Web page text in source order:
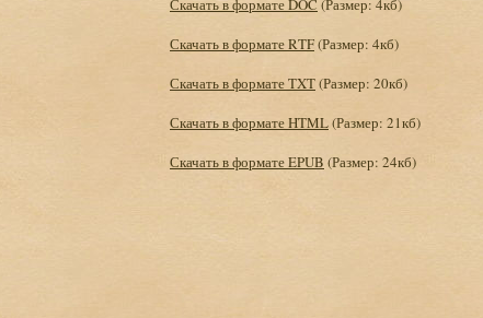
Скачать в формате DOC (Размер: 4кб)
Скачать в формате RTF(Размер: 4кб)
Скачать в формате TXT(Размер: 20кб)
Скачать в формате HTML(Размер: 21кб)
Скачать в формате EPUB (Размер: 24кб)